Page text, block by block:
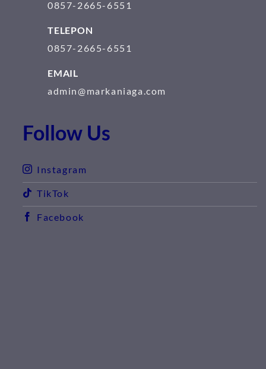
0857-2665-6551
TELEPON
0857-2665-6551
EMAIL
admin@markaniaga.com
Follow Us
Instagram
TikTok
Facebook